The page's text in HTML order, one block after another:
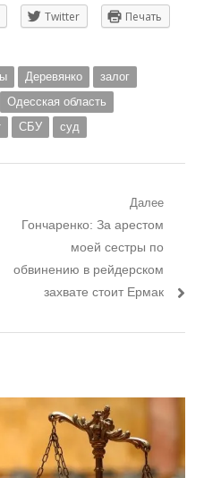
Twitter Печать
Деревянко
залог
Одесская область
СБУ суд
Далее
Следующий
Гончаренко: За арестом
моей сестры по
обвинению в рейдерском
захвате стоит Ермак